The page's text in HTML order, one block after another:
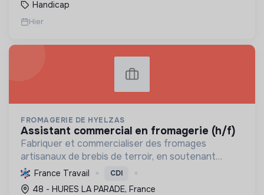
Handicap
Hier
FROMAGERIE DE HYELZAS
assistant commercial en fromagerie (h/f)
Fabriquer et commercialiser des fromages
artisanaux de brebis de terroir, en soutenant
l'agriculture locale et biologique, et en promouvant
un modèle économique et social équitable.
France Travail CDI
48 - HURES LA PARADE, France